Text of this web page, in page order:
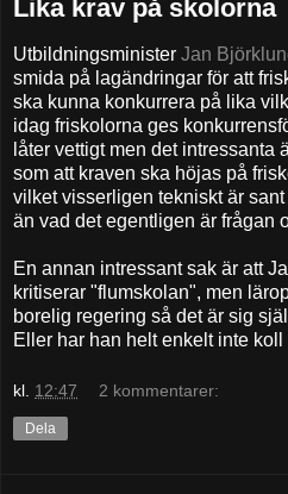
Lika krav på skolorna
Utbildningsminister Jan
smida på lagändringar för att
ska kunna konkurrera på lika
idag friskolorna ges
låter vettigt men det intressanta
som att kraven ska höjas på
vilket visserligen tekniskt är
än vad det egentligen är frågan
En annan intressant sak är att
kritiserar "flumskolan", men
borelig regering så det är sig
Eller har han helt enkelt inte
kl. 12:47 2 kommentarer:
Dela